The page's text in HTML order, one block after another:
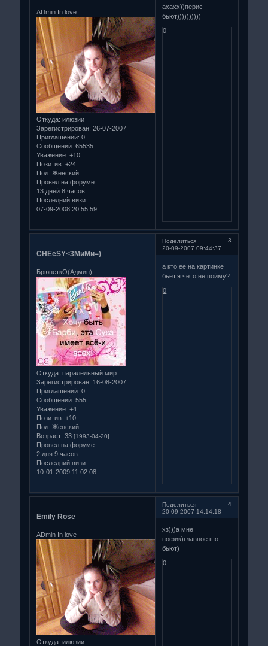
ADmin In love
Откуда: илюзии
Зарегистрирован: 26-07-2007
Приглашений: 0
Сообщений: 65535
Уважение: +10
Позитив: +24
Пол: Женский
Провел на форуме:
13 дней 8 часов
Последний визит:
07-09-2008 20:55:59
ахахх))перис
бьют))))))))))
0
Поделиться
3
20-09-2007 09:44:37
CHEeSY<3МиМи=)
БрюнеткО(Админ)
Откуда: паралельный мир
Зарегистрирован: 16-08-2007
Приглашений: 0
Сообщений: 555
Уважение: +4
Позитив: +10
Пол: Женский
Возраст: 33[1993-04-20]
Провел на форуме:
2 дня 9 часов
Последний визит:
10-01-2009 11:02:08
а кто ее на картинке
бьет,я чето не пойму?
0
Поделиться
4
20-09-2007 14:14:18
Emily Rose
ADmin In love
Откуда: илюзии
хз)))а мне
пофик)главное шо
бьют)
0